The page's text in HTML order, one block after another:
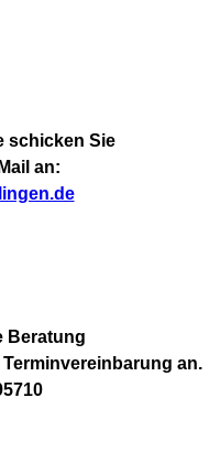
schicken Sie
an:
Beratung
an.